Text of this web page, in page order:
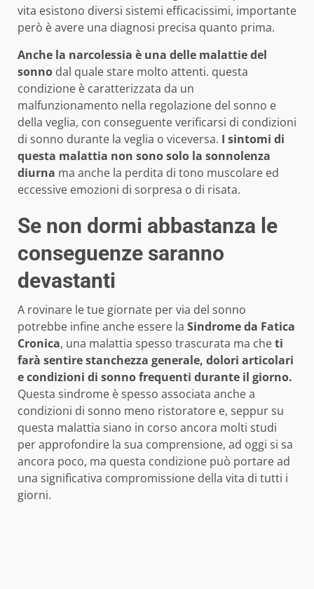
vita esistono diversi sistemi efficacissimi, importante
però è avere una diagnosi precisa quanto prima.
Anche la narcolessia è una delle malattie del
sonno dal quale stare molto attenti. questa
condizione è caratterizzata da un
malfunzionamento nella regolazione del sonno e
della veglia, con conseguente verificarsi di condizioni
di sonno durante la veglia o viceversa. I sintomi di
questa malattia non sono solo la sonnolenza
diurna ma anche la perdita di tono muscolare ed
eccessive emozioni di sorpresa o di risata.
Se non dormi abbastanza le
conseguenze saranno
devastanti
A rovinare le tue giornate per via del sonno
potrebbe infine anche essere la Sindrome da Fatica
Cronica, una malattia spesso trascurata ma cheti
farà sentire stanchezza generale, dolori articolari
e condizioni di sonno frequenti durante il giorno.
Questa sindrome è spesso associata anche a
condizioni di sonno meno ristoratore e, seppur su
questa malattia siano in corso ancora molti studi
per approfondire la sua comprensione, ad oggi si sa
ancora poco, ma questa condizione può portare ad
una significativa compromissione della vita di tutti i
giorni.